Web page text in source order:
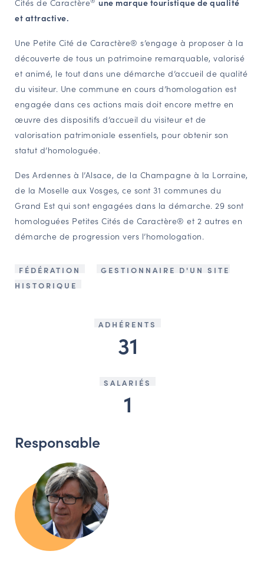
Cités de Caractère
une marque touristique de qualité
et attractive.
Une Petite Cité de Caractère® s’engage à proposer à la
découverte de tous un patrimoine remarquable, valorisé
et animé, le tout dans une démarche d’accueil de qualité
du visiteur. Une commune en cours d’homologation est
engagée dans ces actions mais doit encore mettre en
œuvre des dispositifs d’accueil du visiteur et de
valorisation patrimoniale essentiels, pour obtenir son
statut d’homologuée.
Des Ardennes à l’Alsace, de la Champagne à la Lorraine,
de la Moselle aux Vosges, ce sont 31 communes du
Grand Est qui sont engagées dans la démarche. 29 sont
homologuées Petites Cités de Caractère® et 2 autres en
démarche de progression vers l’homologation.
FÉDÉRATION
GESTIONNAIRE D'UN SITE
HISTORIQUE
ADHÉRENTS
31
SALARIÉS
1
Responsable